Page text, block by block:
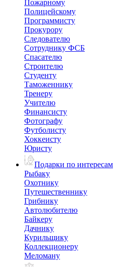
Пожарному
Полицейскому
Программисту
Прокурору
Следователю
Сотруднику ФСБ
Спасателю
Строителю
Студенту
Таможеннику
Тренеру
Учителю
Финансисту
Фотографу
Футболисту
Хоккеисту
Юристу
Подарки по интересам
Рыбаку
Охотнику
Путешественнику
Грибнику
Автолюбителю
Байкеру
Дачнику
Курильщику
Коллекционеру
Меломану